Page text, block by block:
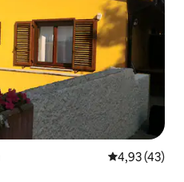
4,93 (43)